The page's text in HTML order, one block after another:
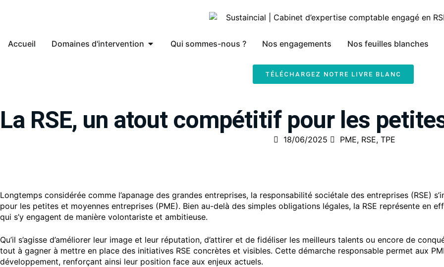
Accueil Domaines d'intervention Qui sommes-nous ? Nos engagements Nos feuilles blanches
TÉLÉCHARGEZ NOTRE LIVRE BLANC
La RSE, un atout compétitif pour les
18/06/2025 PME, RSE, TPE
Longtemps considérée comme l’apanage des grandes entreprises, la responsabilité sociétale des entreprises (RSE)
pour les petites et moyennes entreprises (PME). Bien au-delà des simples obligations légales, la RSE représente en
qui s’y engagent de manière volontariste et ambitieuse.
Qu’il s’agisse d’améliorer leur image et leur réputation, d’attirer et de fidéliser les meilleurs talents ou encore de
tout à gagner à mettre en place des initiatives RSE concrètes et visibles. Cette démarche responsable permet aux
développement, renforçant ainsi leur position face aux enjeux actuels.